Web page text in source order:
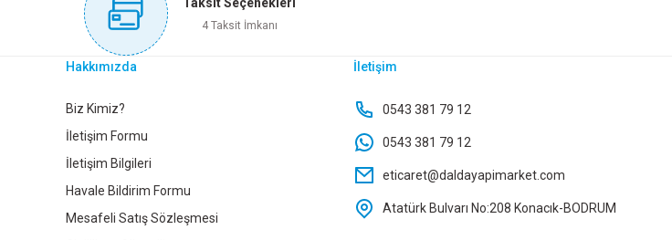
Gönder
Sepete Ekle
KABLO KANALI 12X12 RENKLİ YAPIŞKANLI 2 MT
Sepete Ekle
96,00 TL
4 Taksit İmkanı
Hakkımızda
Biz Kimiz?
İletişim Formu
İletişim Bilgileri
Havale Bildirim Formu
Mesafeli Satış Sözleşmesi
İletişim
0543 381 79 12
0543 381 79 12
eticaret@daldayapimarket.com
Atatürk Bulvarı No:208 Konacık-BODRUM